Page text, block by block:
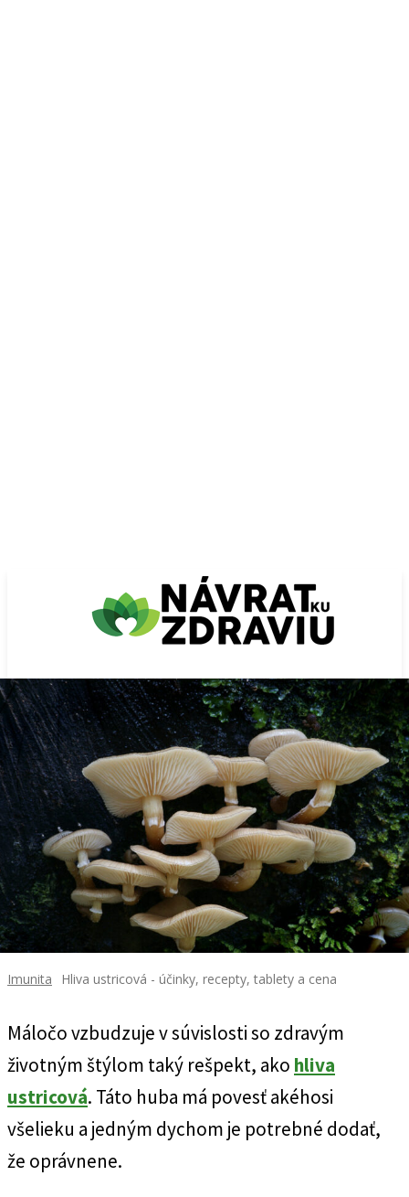
Imunita Hliva ustricová - účinky, recepty, tablety a cena
Máločo vzbudzuje v súvislosti so zdravým
životným štýlom taký rešpekt, ako hliva
ustricová. Táto huba má povesť akéhosi
všelieku a jedným dychom je potrebné dodať,
že oprávnene.